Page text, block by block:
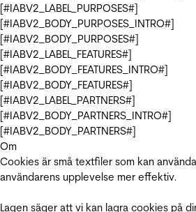
[#IABV2_LABEL_PURPOSES#]
[#IABV2_BODY_PURPOSES_INTRO#]
[#IABV2_BODY_PURPOSES#]
[#IABV2_LABEL_FEATURES#]
[#IABV2_BODY_FEATURES_INTRO#]
[#IABV2_BODY_FEATURES#]
[#IABV2_LABEL_PARTNERS#]
[#IABV2_BODY_PARTNERS_INTRO#]
[#IABV2_BODY_PARTNERS#]
Om
Cookies är små textfiler som kan
användarens upplevelse mer effektiv.
Lagen säger att vi kan lagra cookies på